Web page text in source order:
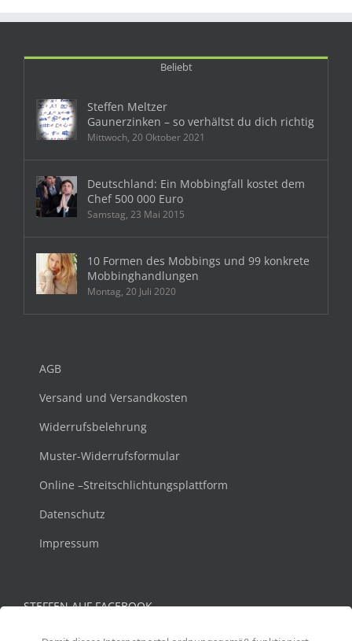
Beliebt
Steffen Meltzer
Gaunerzinken – so verhältst du dich richtig
Mittwoch, 20 Oktober 2021
Deutschland: Ein Mobbingfall kostet dem
Chef 500 000 Euro
Samstag, 23 Mai 2015
10 Formen des Mobbings und 99 konkrete
Mobbinghandlungen
Montag, 20 Juli 2020
AGB
Versand und Versandkosten
Widerrufsbelehrung
Muster-Widerrufsformular
Online –Streitschlichtungsplattform
Datenschutz
Impressum
STEFFEN AUF FACEBOOK